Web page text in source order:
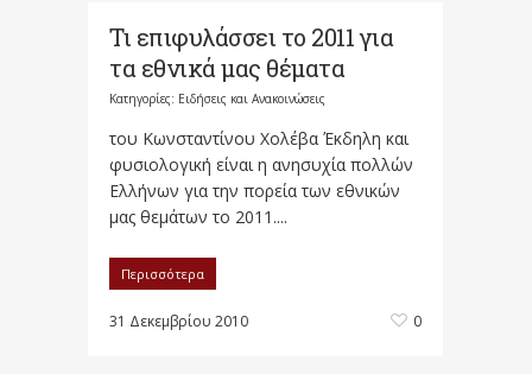
Τι επιφυλάσσει το 2011 για
τα εθνικά μας θέματα
Κατηγορίες: Ειδήσεις και Ανακοινώσεις
του Κωνσταντίνου Χολέβα Έκδηλη και
φυσιολογική είναι η ανησυχία πολλών
Ελλήνων για την πορεία των εθνικών
μας θεμάτων το 2011....
Περισσότερα
31 Δεκεμβρίου 2010 0